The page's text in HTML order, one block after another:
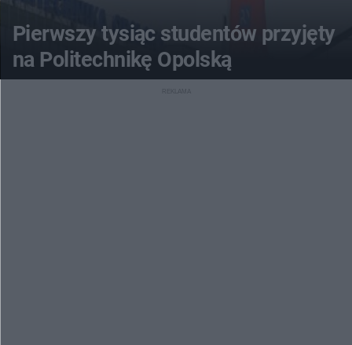
Pierwszy tysiąc studentów przyjęty
na Politechnikę Opolską